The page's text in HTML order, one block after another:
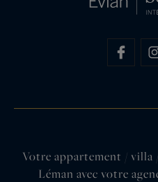
Votre appartement / villa
Léman avec votre